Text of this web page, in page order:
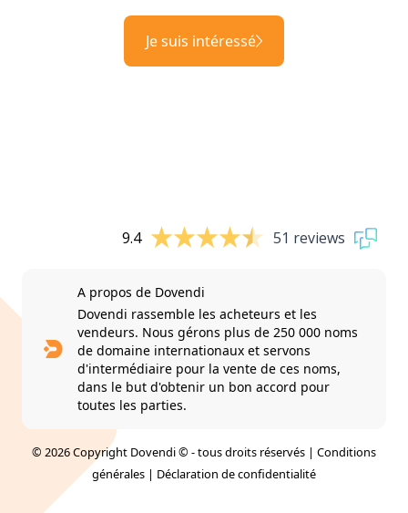
Je suis intéressé
9.4 51 reviews
A propos de Dovendi
Dovendi rassemble les acheteurs et les
vendeurs. Nous gérons plus de 250 000 noms
de domaine internationaux et servons
d'intermédiaire pour la vente de ces noms,
dans le but d'obtenir un bon accord pour
toutes les parties.
© 2026 Copyright Dovendi © - tous droits réservés | Conditions
générales | Déclaration de confidentialité